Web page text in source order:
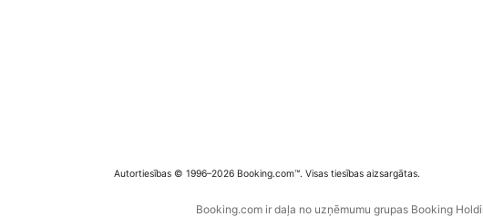
Autortiesības © 1996–2026 Booking.com™. Visas tiesības aizsargātas.
Booking.com ir daļa no uzņēmumu grupas Booking